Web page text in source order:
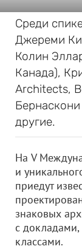
Среди
Джереми
Колин
Канада),
Architects,
другие.
На V
и
приедут
знаковых
с
классами.